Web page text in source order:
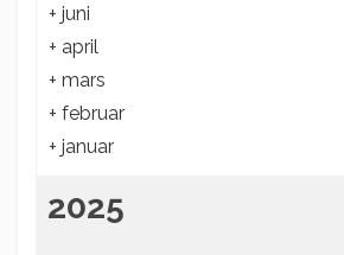
+ juni
+ april
+ mars
+ februar
+ januar
2025